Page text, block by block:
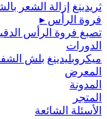
ثريدينغ إزالة الشعر
فروة الرأس ▸
تصبغ فروة الرأس
الدورات
ميكروبلیدينغ بلش
المعرض
المدونة
المتجر
الأسئلة الشائعة